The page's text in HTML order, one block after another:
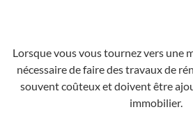
Lorsque vous vous tournez vers une
nécessaire de faire des travaux de
souvent coûteux et doivent être
immobilier.